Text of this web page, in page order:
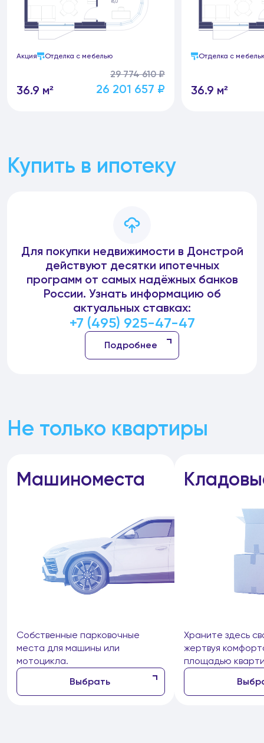
Акция Отделка с мебелью
36.9 м²
29 774 610 ₽
26 201 657 ₽
Отделка с
36.9 м²
Купить в ипотеку
Для покупки недвижимости в Донстрой
действуют десятки ипотечных
программ от самых надёжных банков
России. Узнать информацию об
актуальных ставках:
+7 (495) 925-47-47
Подробнее
Не только квартиры
Машиноместа
Собственные парковочные
места для машины или
мотоцикла.
Выбрать
Храните здесь
жертвуя
площадью